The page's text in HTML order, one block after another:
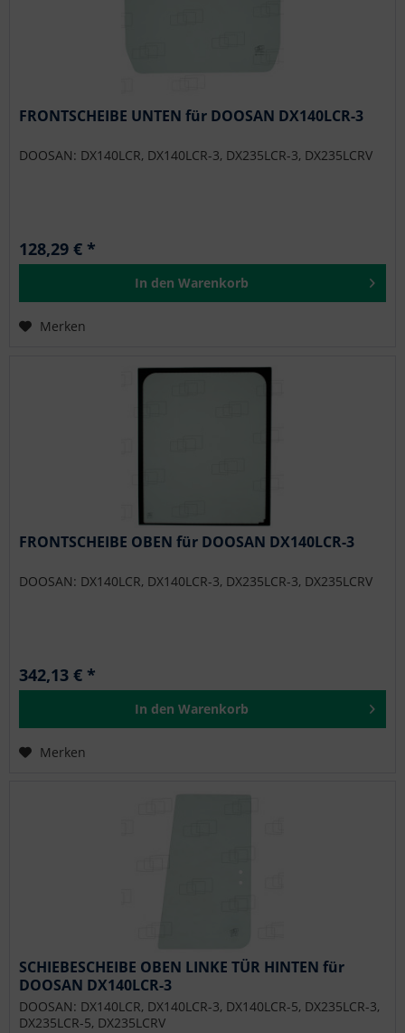
FRONTSCHEIBE UNTEN für DOOSAN DX140LCR-3
DOOSAN: DX140LCR, DX140LCR-3, DX235LCR-3, DX235LCRV
128,29 € *
In den Warenkorb
Merken
FRONTSCHEIBE OBEN für DOOSAN DX140LCR-3
DOOSAN: DX140LCR, DX140LCR-3, DX235LCR-3, DX235LCRV
342,13 € *
In den Warenkorb
Merken
SCHIEBESCHEIBE OBEN LINKE TÜR HINTEN für
DOOSAN DX140LCR-3
DOOSAN: DX140LCR, DX140LCR-3, DX140LCR-5, DX235LCR-3,
DX235LCR-5, DX235LCRV